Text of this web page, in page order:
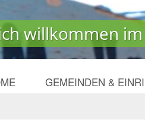
willkommen
willkommen
GEMEINDEN &